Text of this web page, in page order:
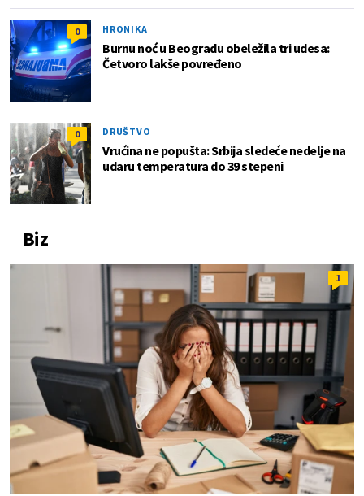
0 HRONIKA
Burnu noć u Beogradu obeležila tri udesa:
Četvoro lakše povređeno
0 DRUŠTVO
Vrućina ne popušta: Srbija sledeće nedelje na
udaru temperatura do 39 stepeni
Biz
1